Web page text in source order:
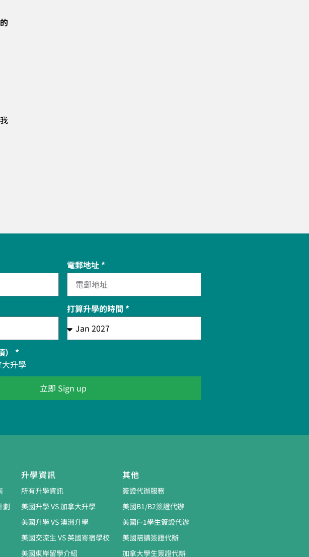
電郵地址 *
打算升學的時間 *
） *
升學
立即 Sign up
劃
升學資訊
所有升學資訊
美國升學 VS 加拿大升學
美國升學 VS 澳洲升學
美國交流生 VS 英國寄宿學校
美國東岸留學介紹
其他
簽證代辦服務
美國B1/B2簽證代辦
美國F-1學生簽證代辦
美國陪讀簽證代辦
加拿大學生簽證代辦